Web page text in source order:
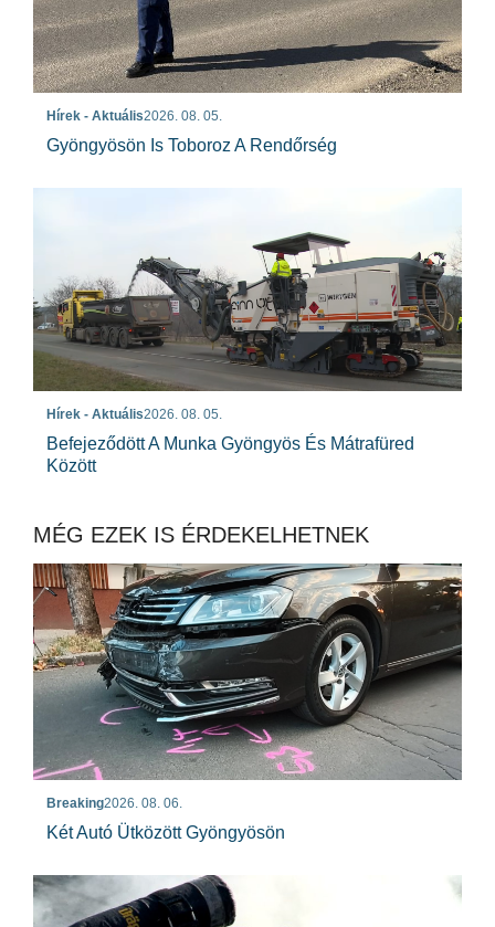
Hírek - Aktuális2026. 08. 05.
Gyöngyösön Is Toboroz A Rendőrség
Hírek - Aktuális2026. 08. 05.
Befejeződött A Munka Gyöngyös És Mátrafüred
Között
MÉG EZEK IS ÉRDEKELHETNEK
Breaking2026. 08. 06.
Két Autó Ütközött Gyöngyösön